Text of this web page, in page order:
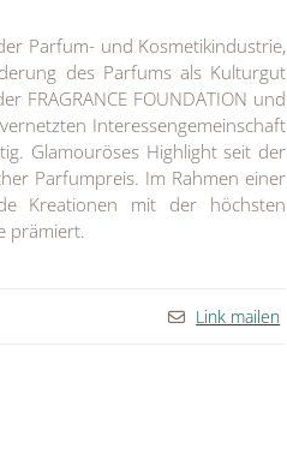
Parfum- und Kosmetikindustrie,
des Parfums als Kulturgut
FRAGRANCE FOUNDATION und
Interessengemeinschaft
Glamouröses Highlight seit der
Parfumpreis. Im Rahmen einer
Kreationen mit der höchsten
prämiert.
Link mailen